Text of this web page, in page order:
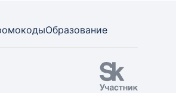
Образование